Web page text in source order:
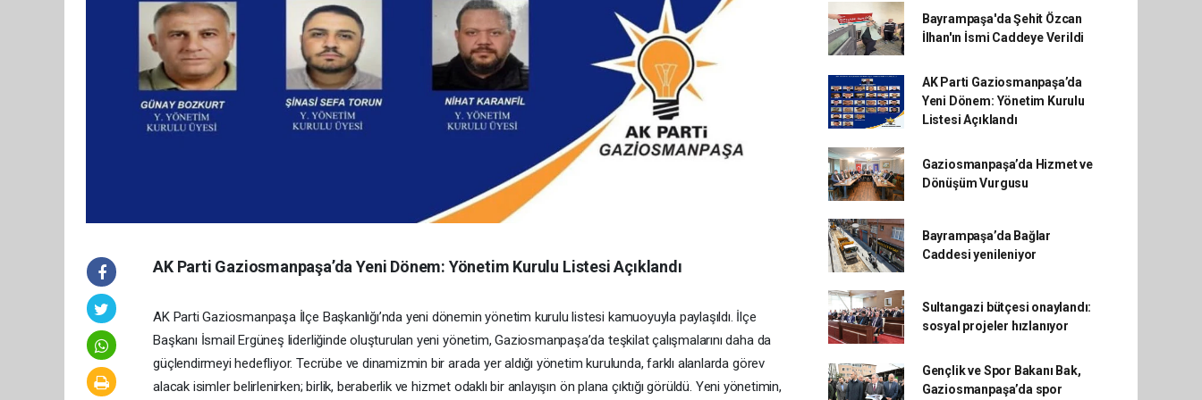
AK Parti Gaziosmanpaşa’da Yeni Dönem: Yönetim Kurulu Listesi Açıklandı
AK Parti Gaziosmanpaşa İlçe Başkanlığı’nda yeni dönemin yönetim kurulu listesi kamuoyuyla paylaşıldı. İlçe
Başkanı İsmail Ergüneş liderliğinde oluşturulan yeni yönetim, Gaziosmanpaşa’da teşkilat çalışmalarını daha da
güçlendirmeyi hedefliyor. Tecrübe ve dinamizmin bir arada yer aldığı yönetim kurulunda, farklı alanlarda görev
alacak isimler belirlenirken; birlik, beraberlik ve hizmet odaklı bir anlayışın ön plana çıktığı görüldü. Yeni yönetimin,
Bayrampaşa'da Şehit Özcan
İlhan'ın İsmi Caddeye Verildi
AK Parti Gaziosmanpaşa’da
Yeni Dönem: Yönetim Kurulu
Listesi Açıklandı
Gaziosmanpaşa’da Hizmet ve
Dönüşüm Vurgusu
Bayrampaşa’da Bağlar
Caddesi yenileniyor
Sultangazi bütçesi onaylandı:
sosyal projeler hızlanıyor
Gençlik ve Spor Bakanı Bak,
Gaziosmanpaşa’da spor